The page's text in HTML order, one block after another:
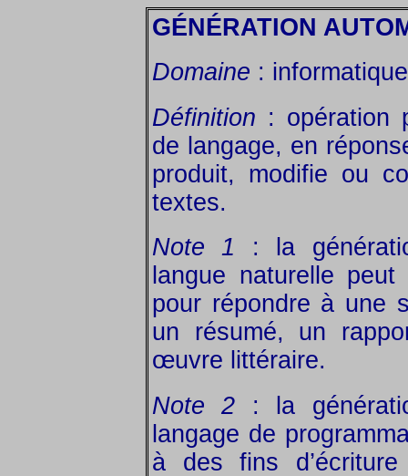
GÉNÉRATION
Domaine :
Définition : opération
de langage, en
produit, modifie ou
textes.
Note 1 : la
langue naturelle
pour répondre à une
un résumé, un
œuvre littéraire.
Note 2 : la
langage de
à des fins